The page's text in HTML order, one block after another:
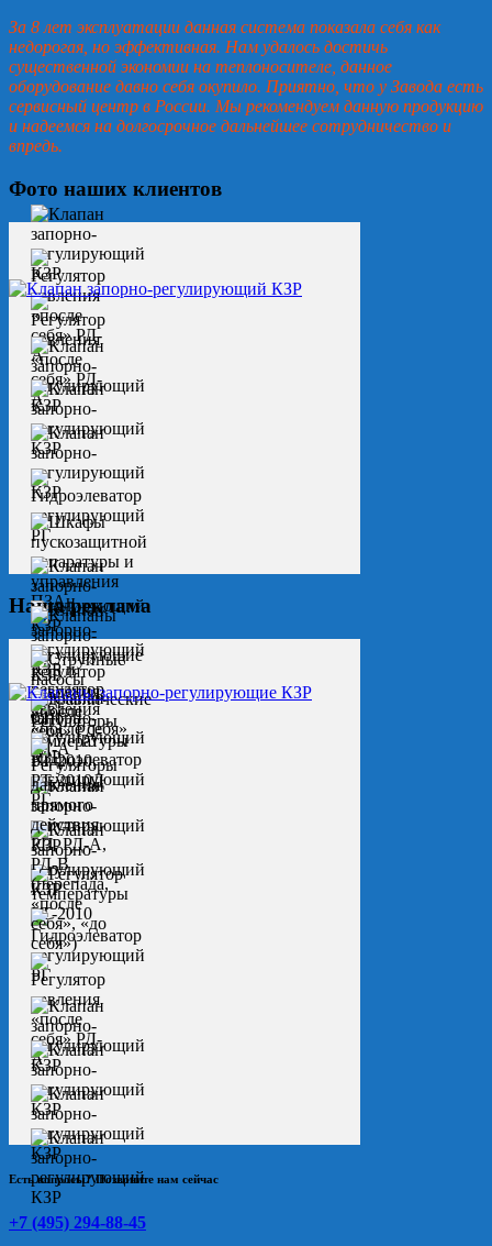
За 8 лет эксплуатации данная система показала себя как
недорогая, но эффективная. Нам удалось достичь
существенной экономии на теплоносителе, данное
оборудование давно себя окупило. Приятно, что у Завода есть
сервисный центр в России. Мы рекомендуем данную продукцию
и надеемся на долгосрочное дальнейшее сотрудничество и
впредь.
Фото наших клиентов
Наша реклама
Есть вопросы? Позвоните нам сейчас
+7 (495) 294-88-45